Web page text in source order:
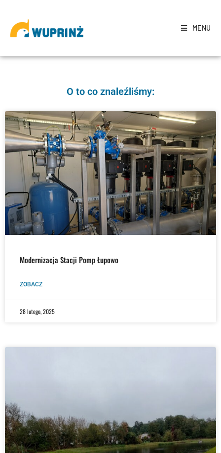
MENU
O to co znaleźliśmy:
Modernizacja Stacji Pomp Łupowo
ZOBACZ
28 lutego, 2025